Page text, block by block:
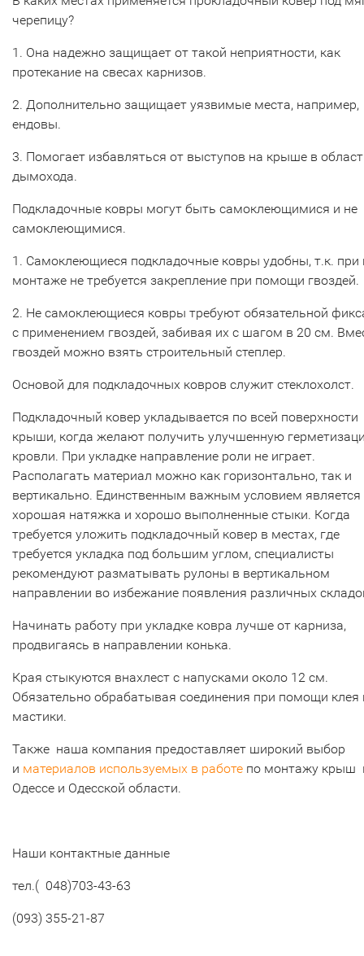
черепицу?
1. Она надежно защищает от такой неприятности, как
протекание на свесах карнизов.
2. Дополнительно защищает уязвимые места, например,
ендовы.
3. Помогает избавляться от выступов на крыше в
дымохода.
Подкладочные ковры могут быть самоклеющимися и не
самоклеющимися.
1. Самоклеющиеся подкладочные ковры удобны, т.к. при
монтаже не требуется закрепление при помощи гвоздей.
2. Не самоклеющиеся ковры требуют обязательной
с применением гвоздей, забивая их с шагом в 20 см.
гвоздей можно взять строительный степлер.
Основой для подкладочных ковров служит стеклохолст.
Подкладочный ковер укладывается по всей поверхности
крыши, когда желают получить улучшенную
кровли. При укладке направление роли не играет.
Располагать материал можно как горизонтально, так и
вертикально. Единственным важным условием является
хорошая натяжка и хорошо выполненные стыки. Когда
требуется уложить подкладочный ковер в местах, где
требуется укладка под большим углом, специалисты
рекомендуют разматывать рулоны в вертикальном
направлении во избежание появления различных
Начинать работу при укладке ковра лучше от карниза,
продвигаясь в направлении конька.
Края стыкуются внахлест с напусками около 12 см.
Обязательно обрабатывая соединения при помощи клея
мастики.
Также наша компания предоставляет широкий выбор
и материалов используемых в работе по монтажу крыш
Одессе и Одесской области.
Наши контактные данные
тел.( 048)703-43-63
(093) 355-21-87